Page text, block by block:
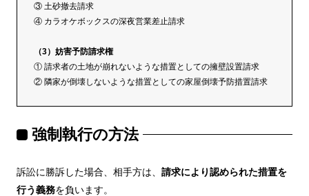
③ 土砂撤去請求
④ カラオケボックスの深夜営業差止請求
（3）妨害予防請求権
① 請求者の土地が崩れないような措置としての擁壁設置請求
② 隣家が倒壊しないような措置としての家屋倒壊予防措置請求
強制執行の方法
訴訟に勝訴した場合、相手方は、 請求により認められた措置を
行う義務を負います。